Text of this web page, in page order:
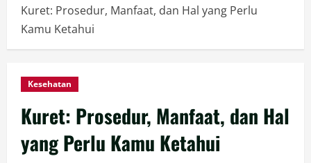
Kuret: Prosedur, Manfaat, dan Hal yang Perlu
Kamu Ketahui
Kesehatan
Kuret: Prosedur, Manfaat, dan Hal
yang Perlu Kamu Ketahui